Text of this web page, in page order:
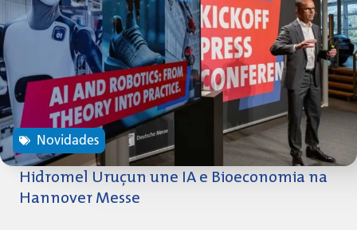
Novidades
Hidromel Uruçun une IA e Bioeconomia na
Hannover Messe